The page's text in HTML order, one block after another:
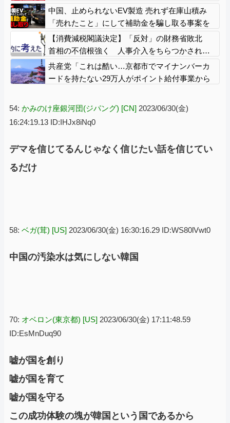
のせい」
中国、止められないEV製造 売れず在庫山積み
「売れたこと」にして補助金を騙し取る事案を
思いつきが横行
【消費減税閣議決定】「反対」の財務省敗北
首相の不信根強く 人事介入をちらつかされ…
共産党「これは酷い…京都市でマイナンバーカ
ードを持たない29万人がポイント給付事業から
54: かみのけ座銀河団(ジパング) [CN] 2023/06/30(金)
16:24:19.13 ID:IHJx8iNq0
デマを信じてるんじゃなく信じたい話を信じてい
るだけ
58: ベガ(茸) [US] 2023/06/30(金) 16:30:16.29 ID:WS80lVwt0
中国の汚染水は気にしない韓国
70: オベロン(東京都) [US] 2023/06/30(金) 17:11:48.59
ID:EsMnDuq90
嘘が国を創り
嘘が国を育て
嘘が国を守る
この成功体験の塊が韓国という国であるから